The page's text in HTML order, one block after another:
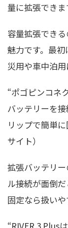
量に拡張できま
容量拡張でき
魅力です。最
災用や車中泊用
“ポゴピンコネ
バッテリーを
リップで簡単
サイト）
拡張バッテリ
ル接続が面倒
固定なら扱いや